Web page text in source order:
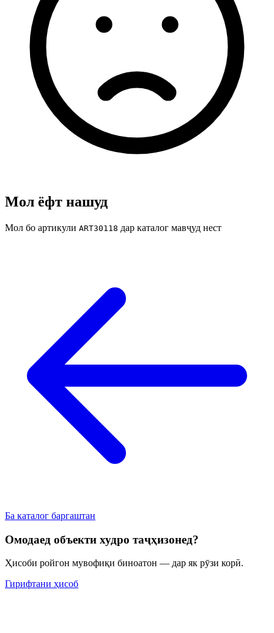
Мол ёфт нашуд
Мол бо артикули ART30118 дар каталог мавҷуд нест
Ба каталог баргаштан
Омодаед объекти худро таҷҳизонед?
Ҳисоби ройгон мувофиқи биноатон — дар як рӯзи корӣ.
Гирифтани ҳисоб